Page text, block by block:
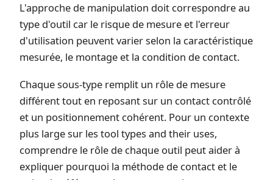
L'approche de manipulation doit correspondre au
type d'outil car le risque de mesure et l'erreur
d'utilisation peuvent varier selon la caractéristique
mesurée, le montage et la condition de contact.
Chaque sous-type remplit un rôle de mesure
différent tout en reposant sur un contact contrôlé
et un positionnement cohérent. Pour un contexte
plus large sur lestool types and their uses,
comprendre le rôle de chaque outil peut aider à
expliquer pourquoi la méthode de contact et le